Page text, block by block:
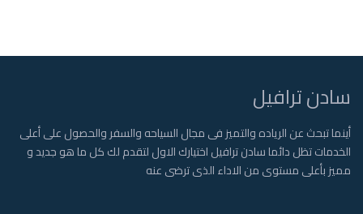
سادن ترافيل
أينما تبحث عن الرياده والتميز فى مجال السياحه والسفر والحصول على أعلى
الخدمات تظل دائما سادن ترافيل اختيارك الاول لتقدم لك كل ما هو جديد و
مميز بأعلى مستوى من الاداء الذى ترضى عنه